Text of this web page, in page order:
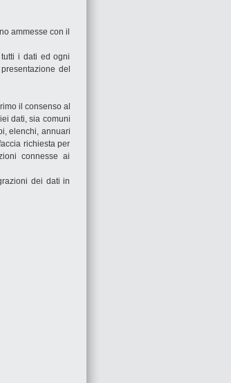
ammesse con il
i dati ed ogni
del
il consenso al
dati, sia comuni
elenchi, annuari
richiesta per
connesse ai
dei dati in